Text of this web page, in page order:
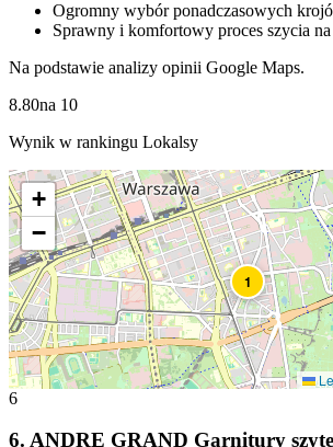
Ogromny wybór ponadczasowych
Sprawny i komfortowy proces szycia
Na podstawie analizy opinii Google Maps.
8.80na 10
Wynik w rankingu Lokalsy
1
+
−
6
6. ANDRE GRAND Garnitury